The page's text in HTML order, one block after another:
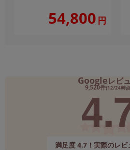
54,800 円
Googleレビ
9,520件(12/24時
満足度 4.7！実際のレビ